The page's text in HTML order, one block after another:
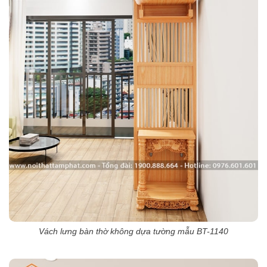
Vách lưng bàn thờ không dựa tường mẫu BT-1140